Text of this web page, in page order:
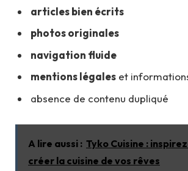
articles bien écrits
photos originales
navigation fluide
mentions légales et
absence de contenu dupliqué
A lire aussi : Tyko Cuisine :
créer la cuisine de vos rêves